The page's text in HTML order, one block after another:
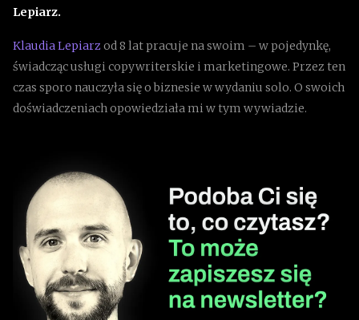
Lepiarz.
Klaudia Lepiarzod 8 lat pracuje na swoim – w pojedynkę,
świadcząc usługi copywriterskie i marketingowe. Przez ten
czas sporo nauczyła się o biznesie w wydaniu solo. O swoich
doświadczeniach opowiedziała mi w tym wywiadzie.